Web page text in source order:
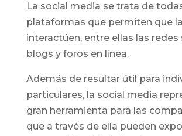
La social media se trata de
plataformas que permiten que
interactúen, entre ellas las redes
blogs y foros en línea.
Además de resultar útil para
particulares, la social media
gran herramienta para las
que a través de ella pueden